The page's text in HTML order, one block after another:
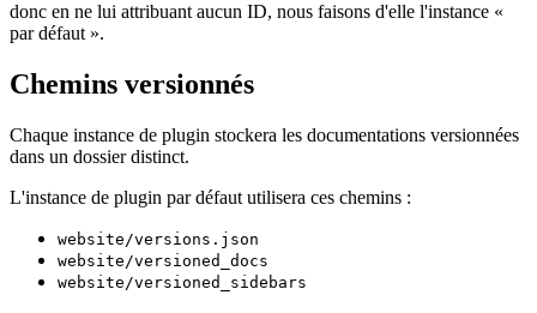
donc en ne lui attribuant aucun ID, nous faisons d'elle l'instance «
par défaut ».
Chemins versionnés
Chaque instance de plugin stockera les documentations versionnées
dans un dossier distinct.
L'instance de plugin par défaut utilisera ces chemins :
website/versions.json
website/versioned_docs
website/versioned_sidebars